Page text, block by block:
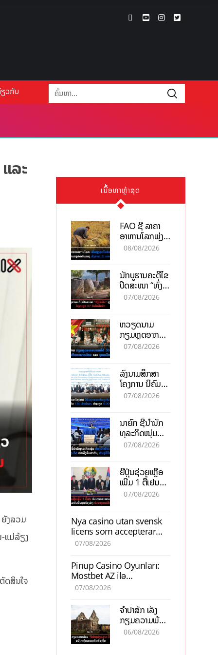
ວກັບ
ລະ
ງລວມ
ແມ່ລ້ຽງ
ດສິນໃຈ
ເນື້ອຫາຫຼ້າສຸດ
FAO ຊີ້ ລາຄາ
ອາຫານໂລກພຸ່ງ
ສູງສຸດໃນຮອບ 3
ສົງຄາມ, El
nino
08/08/2026
ນັກບູຮານຄະດີໄຂ
ປິດສະໜາ “ທົ່ງ
ໄຫຫີນ” ຫຼັງພົບ
07/08/2026
ຫວຽດນາມ
ກຽມຫຼຸດອາກອນ
ລາຍໄດ້ 30%
ແລະ ຈຸນລະ
ວິສາຫະກິດ
07/08/2026
ລົງນາມສຶກສາ
ໂຄງການ ນິຄົມ
ອຸດສາຫະກຳ
150 ລ້ານໂດລາ,
ສ້າງວຽກ 5.000
ຕຳແໜ່ງ
07/08/2026
ນາຍົກ ຊີ້ນຳນັກ
ທຸລະກິດໜຸ່ມ
ຕ້ອງນຳໜ້າແກ້
ສາກົນ, ຫັນສູ່ດິຈິ
ຕອນ
07/08/2026
ຍີ່ປຸ່ນຊ່ວຍເຫຼືອ
ເພີ່ມ 1 ຕື້ເຢນ
ອັບເກຣດ
ເຕີບໂຕ
07/08/2026
Nya casino utan svensk
licens som accepterar
Swish: En jämförelse
07/08/2026
Pinup Casino Oyunları:
Mostbet AZ ilə
Müqayisədə Nə Təqdim
07/08/2026
ຈຳປາສັກ ເລັ່ງ
ກຽມຄວາມພ້ອມ
“ປີທ່ອງທ່ຽວ
06/08/2026